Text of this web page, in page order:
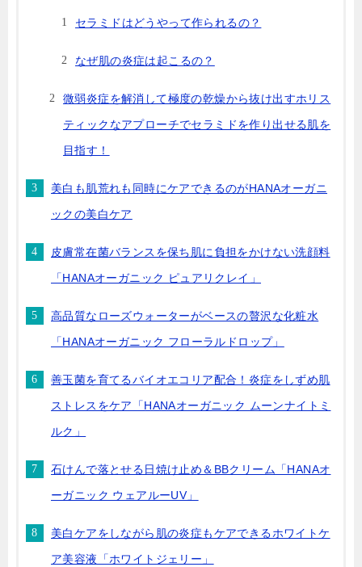
セラミドはどうやって作られるの？
なぜ肌の炎症は起こるの？
微弱炎症を解消して極度の乾燥から抜け出すホリス
ティックなアプローチでセラミドを作り出せる肌を
目指す！
美白も肌荒れも同時にケアできるのがHANAオーガニ
ックの美白ケア
皮膚常在菌バランスを保ち肌に負担をかけない洗顔料
「HANAオーガニック ピュアリクレイ」
高品質なローズウォーターがベースの贅沢な化粧水
「HANAオーガニック フローラルドロップ」
善玉菌を育てるバイオエコリア配合！炎症をしずめ肌
ストレスをケア「HANAオーガニック ムーンナイトミ
ルク」
石けんで落とせる日焼け止め＆BBクリーム「HANAオ
ーガニック ウェアルーUV」
美白ケアをしながら肌の炎症もケアできるホワイトケ
ア美容液「ホワイトジェリー」